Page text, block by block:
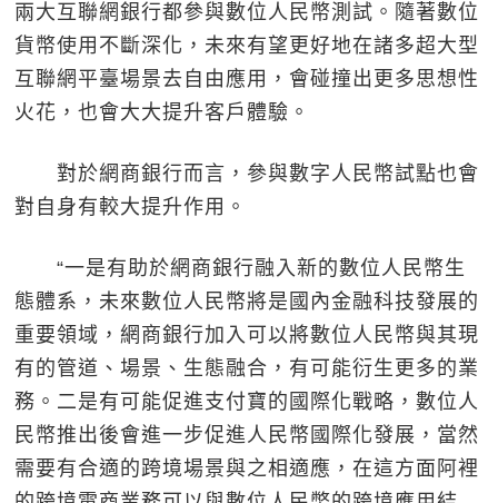
兩大互聯網銀行都參與數位人民幣測試。隨著數位
貨幣使用不斷深化，未來有望更好地在諸多超大型
互聯網平臺場景去自由應用，會碰撞出更多思想性
火花，也會大大提升客戶體驗。
對於網商銀行而言，參與數字人民幣試點也會
對自身有較大提升作用。
“一是有助於網商銀行融入新的數位人民幣生
態體系，未來數位人民幣將是國內金融科技發展的
重要領域，網商銀行加入可以將數位人民幣與其現
有的管道、場景、生態融合，有可能衍生更多的業
務。二是有可能促進支付寶的國際化戰略，數位人
民幣推出後會進一步促進人民幣國際化發展，當然
需要有合適的跨境場景與之相適應，在這方面阿裡